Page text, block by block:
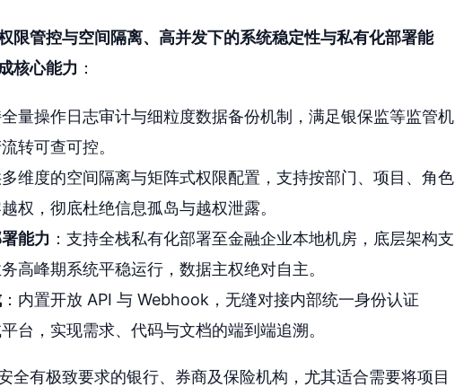
限管控与空间隔离、高并发下的系统稳定性与私有化部署能
核心能力 ：
量操作日志审计与细粒度数据备份机制，满足银保监等监管机
转可查可控。
维度的空间隔离与矩阵式权限配置，支持按部门、项目、角色
权，彻底杜绝信息孤岛与越权泄露。
能力 ：支持全栈私有化部署至金融企业本地机房，底层架构支
高峰期系统平稳运行，数据主权绝对自主。
：内置开放 API 与 Webhook，无缝对接内部统一身份认证
台，实现需求、代码与文档的端到端追溯。
全有极致要求的银行、券商及保险机构，尤其适合需要将项目